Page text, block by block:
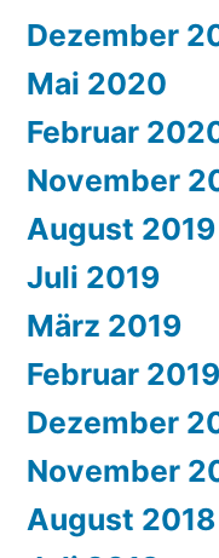
Dezember
Mai 2020
Februar
November
August 2019
Juli 2019
März 2019
Februar 2019
Dezember
November
August 2018